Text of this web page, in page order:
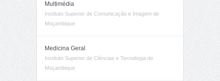
Multimédia
Instituto Superior de Comunicação e Imagem de
Moçambique
Medicina Geral
Instituto Superior de Ciências e Tecnologia de
Moçambique